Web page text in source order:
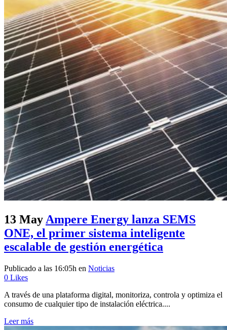
13 May Ampere Energy lanza SEMS
ONE, el primer sistema inteligente
escalable de gestión energética
Publicado a las 16:05h en Noticias
0 Likes
A través de una plataforma digital, monitoriza, controla y optimiza el
consumo de cualquier tipo de instalación eléctrica....
Leer más